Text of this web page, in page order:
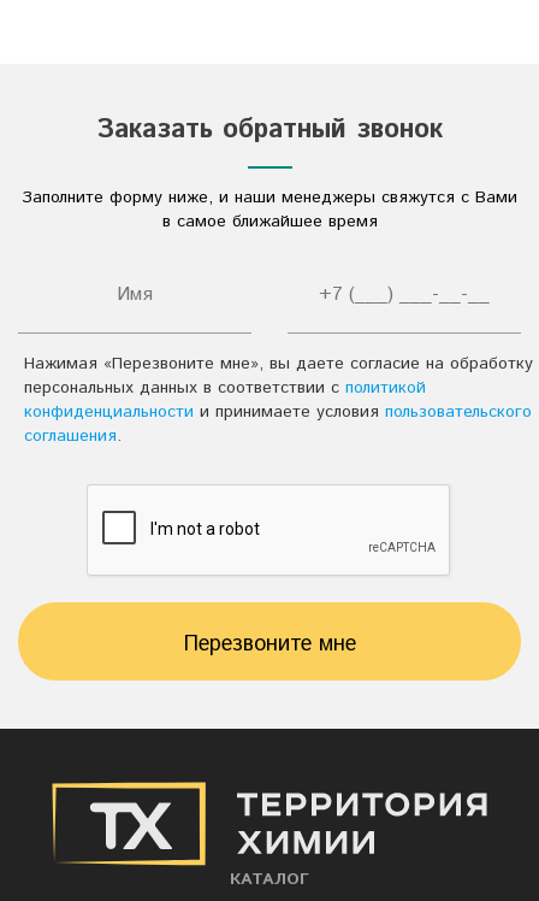
Соли
Дезинфицирующие средства
Другое
Заказать обратный звонок
Заполните форму ниже, и наши менеджеры свяжутся с Вами
в самое ближайшее время
Нажимая «Перезвоните мне», вы даете согласие на обработку
персональных данных в соответствии с политикой
конфиденциальности и принимаете условия пользовательского
соглашения.
Перезвоните мне
КАТАЛОГ